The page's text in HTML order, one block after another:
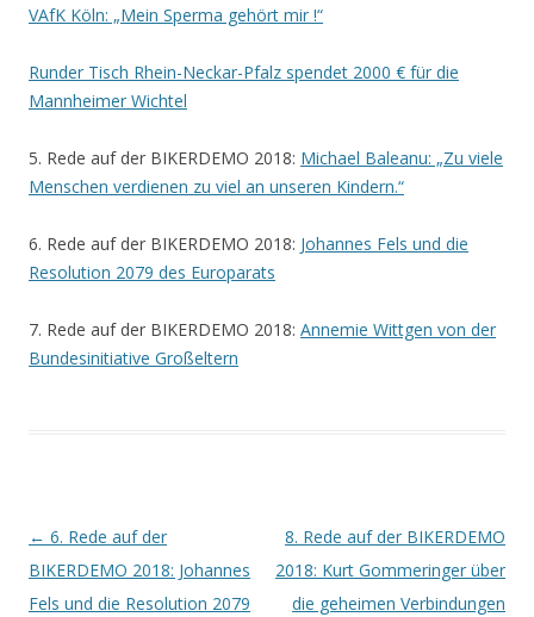
VAfK Köln: „Mein Sperma gehört mir !“
Runder Tisch Rhein-Neckar-Pfalz spendet 2000 € für die
Mannheimer Wichtel
5. Rede auf der BIKERDEMO 2018: Michael Baleanu: „Zu viele
Menschen verdienen zu viel an unseren Kindern.“
6. Rede auf der BIKERDEMO 2018: Johannes Fels und die
Resolution 2079 des Europarats
7. Rede auf der BIKERDEMO 2018: Annemie Wittgen von der
Bundesinitiative Großeltern
Beitrags-
Navigation
← 6. Rede auf der
BIKERDEMO 2018: Johannes
Fels und die Resolution 2079
8. Rede auf der BIKERDEMO
2018: Kurt Gommeringer über
die geheimen Verbindungen